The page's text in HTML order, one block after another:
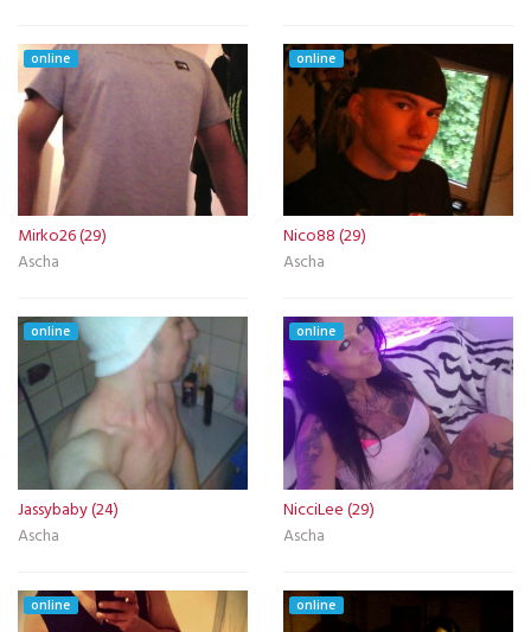
online
Mirko26 (29)
Ascha
online
Nico88 (29)
Ascha
online
Jassybaby (24)
Ascha
online
NicciLee (29)
Ascha
online online